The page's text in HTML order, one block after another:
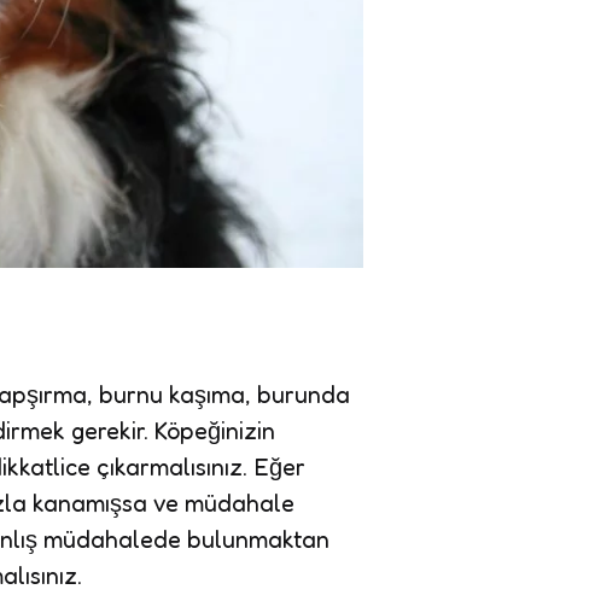
burnu kaşıma, burunda
gerekir. Köpeğinizin
çıkarmalısınız. Eğer
kanamışsa ve müdahale
müdahalede bulunmaktan